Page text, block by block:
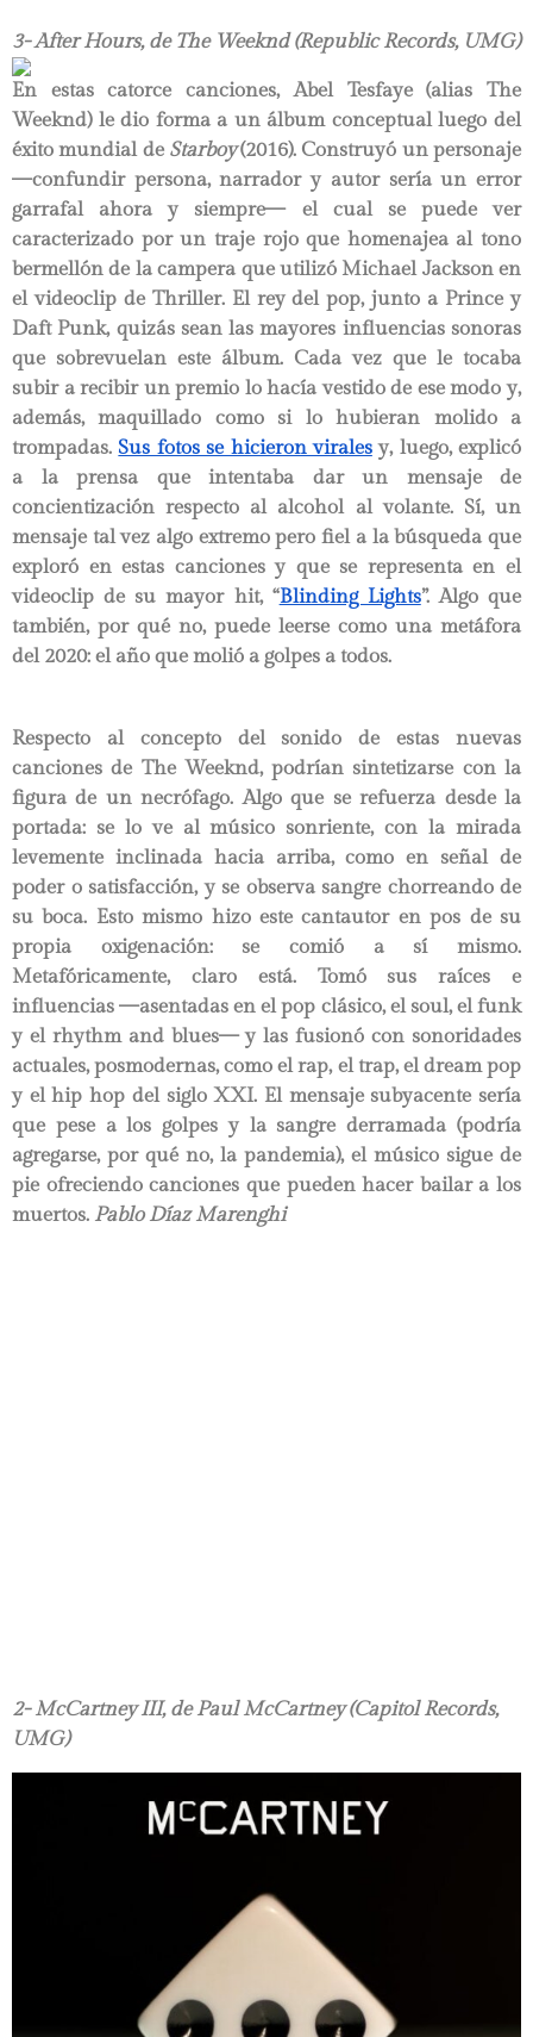
3- After Hours, de The Weeknd (Republic Records, UMG)
En estas catorce canciones, Abel Tesfaye (alias The
Weeknd) le dio forma a un álbum conceptual luego del
éxito mundial de Starboy(2016). Construyó un personaje
—confundir persona, narrador y autor sería un error
garrafal ahora y siempre— el cual se puede ver
caracterizado por un traje rojo que homenajea al tono
bermellón de la campera que utilizó Michael Jackson en
el videoclip de Thriller. El rey del pop, junto a Prince y
Daft Punk, quizás sean las mayores influencias sonoras
que sobrevuelan este álbum. Cada vez que le tocaba
subir a recibir un premio lo hacía vestido de ese modo y,
además, maquillado como si lo hubieran molido a
trompadas. Sus fotos se hicieron viralesy, luego, explicó
a la prensa que intentaba dar un mensaje de
concientización respecto al alcohol al volante. Sí, un
mensaje tal vez algo extremo pero fiel a la búsqueda que
exploró en estas canciones y que se representa en el
videoclip de su mayor hit, “Blinding Lights”. Algo que
también, por qué no, puede leerse como una metáfora
del 2020: el año que molió a golpes a todos.
Respecto al concepto del sonido de estas nuevas
canciones de The Weeknd, podrían sintetizarse con la
figura de un necrófago. Algo que se refuerza desde la
portada: se lo ve al músico sonriente, con la mirada
levemente inclinada hacia arriba, como en señal de
poder o satisfacción, y se observa sangre chorreando de
su boca. Esto mismo hizo este cantautor en pos de su
propia oxigenación: se comió a sí mismo.
Metafóricamente, claro está. Tomó sus raíces e
influencias —asentadas en el pop clásico, el soul, el funk
y el rhythm and blues— y las fusionó con sonoridades
actuales, posmodernas, como el rap, el trap, el dream pop
y el hip hop del siglo XXI. El mensaje subyacente sería
que pese a los golpes y la sangre derramada (podría
agregarse, por qué no, la pandemia), el músico sigue de
pie ofreciendo canciones que pueden hacer bailar a los
muertos. Pablo Díaz Marenghi
2- McCartney III, de Paul McCartney (Capitol Records,
UMG)